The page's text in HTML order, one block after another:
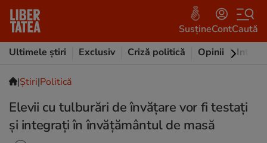
SusțineContCaută
Ultimele știri
Exclusiv Criză politică Opinii
|Ştiri|Politică
Elevii cu tulburări de învățare vor fi testați
și integrați în învățământul de masă